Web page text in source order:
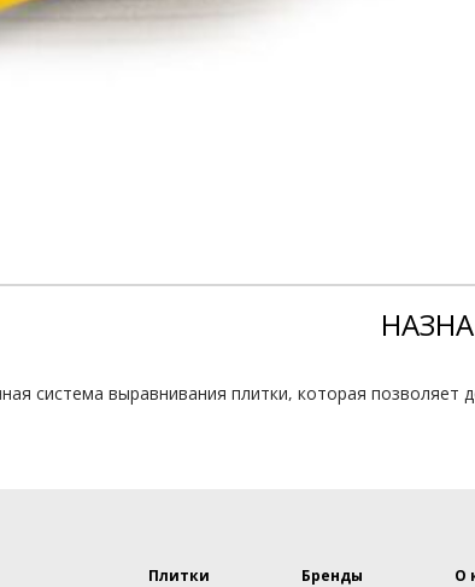
система выравнивания плитки, которая
Плитки
Бренды
О